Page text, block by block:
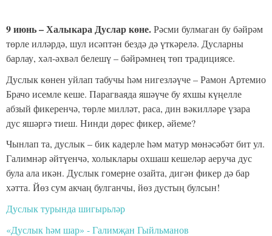
9 июнь – Халыкара Дуслар көне.Рәсми булмаган бу бәйрәм
төрле илләрдә, шул исәптән бездә дә үткәрелә. Дусларны
барлау, хәл-әхвәл белешү – бәйрәмнең төп традициясе.
Дуслык көнен уйлап табучы һәм нигезләүче – Рамон Артемио
Брачо исемле кеше. Парагваяда яшәүче бу яхшы күңелле
абзый фикеренчә, төрле милләт, раса, дин вәкилләре үзара
дус яшәргә тиеш. Нинди дөрес фикер, әйеме?
Чынлап та, дуслык – бик кадерле һәм матур мөнәсәбәт бит ул.
Галимнәр әйтүенчә, холыклары охшаш кешеләр аеруча дус
була ала икән. Дуслык гомерне озайта, дигән фикер дә бар
хәтта. Йөз сум акчаң булганчы, йөз дустың булсын!
Дуслык турында шигырьләр
«Дуслык һәм шар» - Галимҗан Гыйльманов